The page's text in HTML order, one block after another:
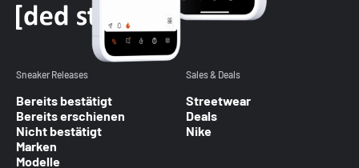
Sneaker Releases
Bereits bestätigt
Bereits erschienen
Nicht bestätigt
Marken
Modelle
Sales & Deals
Streetwear
Deals
Nike